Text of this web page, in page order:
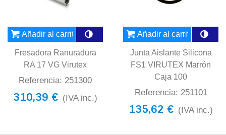
Añadir al carrito
Fresadora Ranuradura
RA 17 VG Virutex
Referencia: 251300
310,39 € (IVA inc.)
Añadir al carrito
Junta Aislante Silicona
FS1 VIRUTEX Marrón
Caja 100
Referencia: 251101
135,62 € (IVA inc.)